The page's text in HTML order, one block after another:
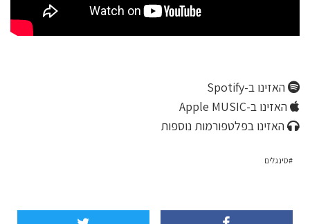
האזינו ב-Spotify
האזינו ב-Apple MUSIC
האזינו בפלטפורמות נוספות
סינגלים